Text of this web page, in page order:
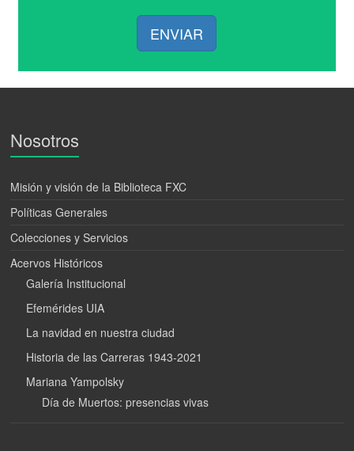
ENVIAR
Nosotros
Misión y visión de la Biblioteca FXC
Políticas Generales
Colecciones y Servicios
Acervos Históricos
Galería Institucional
Efemérides UIA
La navidad en nuestra ciudad
Historia de las Carreras 1943-2021
Mariana Yampolsky
Día de Muertos: presencias vivas